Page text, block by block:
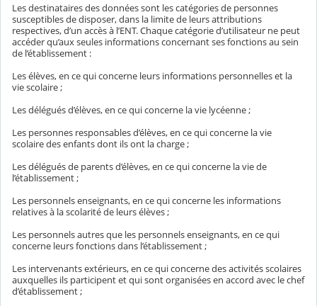
Les destinataires des données sont les catégories de personnes
susceptibles de disposer, dans la limite de leurs attributions
respectives, d’un accès à l’ENT. Chaque catégorie d’utilisateur ne peut
accéder qu’aux seules informations concernant ses fonctions au sein
de l’établissement :
Les élèves, en ce qui concerne leurs informations personnelles et la
vie scolaire ;
Les délégués d’élèves, en ce qui concerne la vie lycéenne ;
Les personnes responsables d’élèves, en ce qui concerne la vie
scolaire des enfants dont ils ont la charge ;
Les délégués de parents d’élèves, en ce qui concerne la vie de
l’établissement ;
Les personnels enseignants, en ce qui concerne les informations
relatives à la scolarité de leurs élèves ;
Les personnels autres que les personnels enseignants, en ce qui
concerne leurs fonctions dans l’établissement ;
Les intervenants extérieurs, en ce qui concerne des activités scolaires
auxquelles ils participent et qui sont organisées en accord avec le chef
d’établissement ;